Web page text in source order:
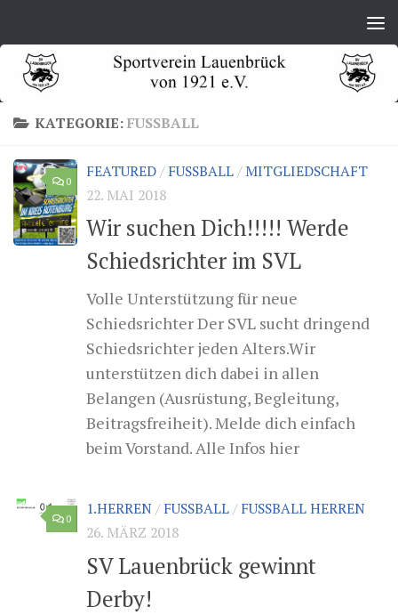
KATEGORIE:FUSSBALL
0
FEATURED/FUSSBALL/MITGLIEDSCHAFT
22. MAI 2018
Wir suchen Dich!!!!! Werde
Schiedsrichter im SVL
Volle Unterstützung für neue
Schiedsrichter Der SVL sucht dringend
Schiedsrichter jeden Alters.Wir
unterstützen dich dabei in allen
Belangen (Ausrüstung, Begleitung,
Beitragsfreiheit). Melde dich einfach
beim Vorstand. Alle Infos hier
0
1.HERREN/FUSSBALL/FUSSBALL HERREN
26. MÄRZ 2018
SV Lauenbrück gewinnt
Derby!